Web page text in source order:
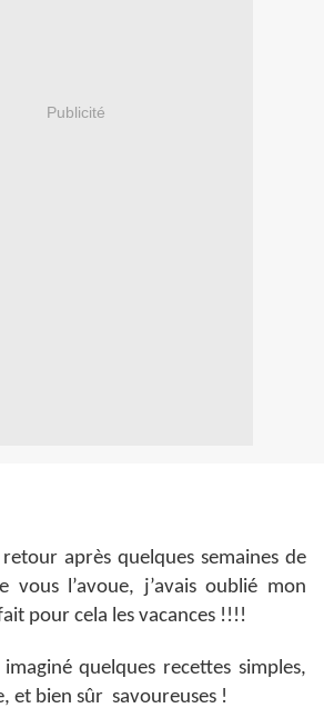
Publicité
après quelques semaines de
vous l’avoue, j’avais oublié mon
pour cela les vacances !!!!
quelques recettes simples,
et bien sûr savoureuses !